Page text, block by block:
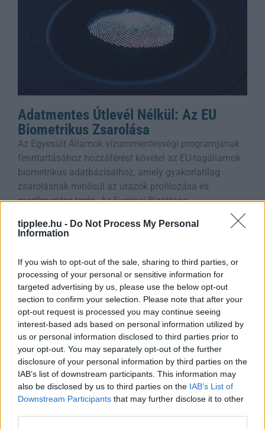
tipplee.hu - Do Not Process My Personal
Information
If you wish to opt-out of the sale, sharing to third parties, or
processing of your personal or sensitive information for
targeted advertising by us, please use the below opt-out
section to confirm your selection. Please note that after your
opt-out request is processed you may continue seeing
interest-based ads based on personal information utilized by
us or personal information disclosed to third parties prior to
your opt-out. You may separately opt-out of the further
disclosure of your personal information by third parties on the
IAB’s list of downstream participants. This information may
also be disclosed by us to third parties on the IAB’s List of
Downstream Participants that may further disclose it to other
Adatmentes Útlevél Nélkül: Az EU
Biometrikus Zsarolása
Az Egyesült Államok vízummentességi programjának
fenntartásához hozzáférést követel az EU-tagállamok
biometrikus adatbázisaihoz, amely gyakorlatilag
zsarolásnak minősül az utazók profilozása és
megfigyelése terén. Az Európai Bizottság
Bastion Óriás: Miért Kellene a World of
Warcraftnak is Ilyen Tank?